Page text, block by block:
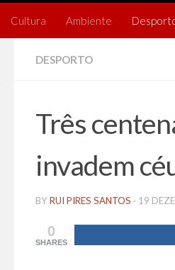
Cultura Ambiente
DESPORTO
Três
invadem
BY RUI PIRES SANTOS · 19
0
SHARES